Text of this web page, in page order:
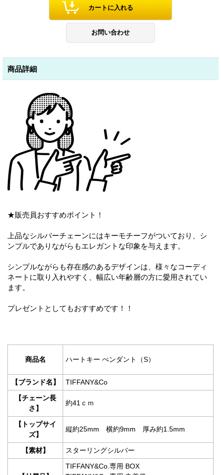
商品詳細
★販売員おすすめポイント！
上品なシルバーチェーンにはキーモチーフがついており、シ
ンプルでありながらもエレガントな印象を与えます。
シンプルながらも存在感のあるデザインは、様々なコーディ
ネートに取り入れやすく、幅広い年齢層の方に愛用されてい
ます。
プレゼントとしてもおすすめです！！
商品名 ハートキー ぺンダント（S）
【ブランド名】
TIFFANY&Co
【チェーン長
さ】
約41ｃｍ
【トップサイ
ズ】
縦約25mm 横約9mm 厚み約1.5mm
【素材】 スターリングシルバー
TIFFANY&Co.専用 BOX